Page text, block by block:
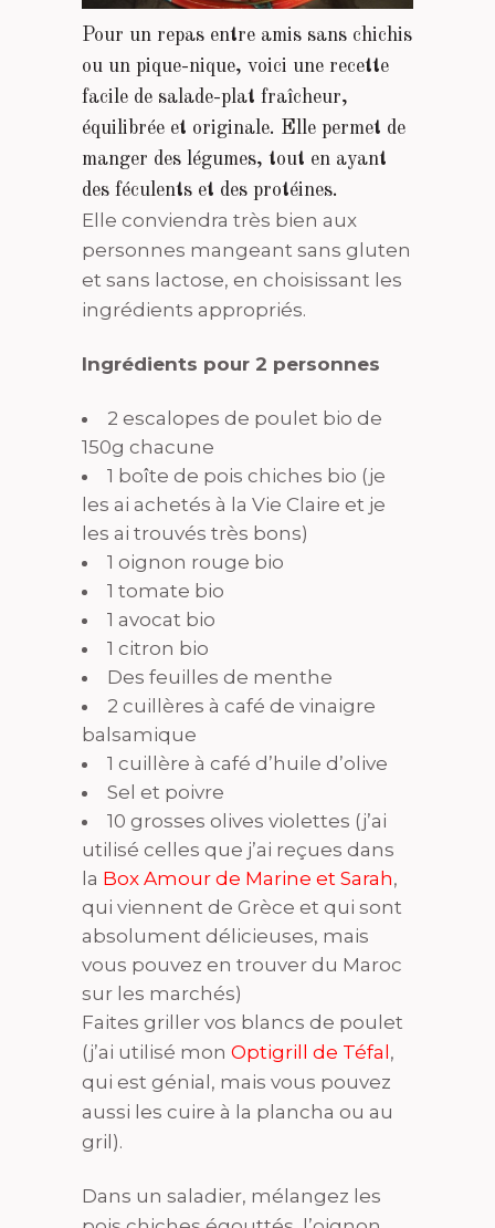
Pour un repas entre amis sans chichis
ou un pique-nique, voici une recette
facile de salade-plat fraîcheur,
équilibrée et originale. Elle permet de
manger des légumes, tout en ayant
des féculents et des protéines.
Elle conviendra très bien aux
personnes mangeant sans gluten
et sans lactose, en choisissant les
ingrédients appropriés.
Ingrédients pour 2 personnes
2 escalopes de poulet bio de
150g chacune
1 boîte de pois chiches bio (je
les ai achetés à la Vie Claire et je
les ai trouvés très bons)
1 oignon rouge bio
1 tomate bio
1 avocat bio
1 citron bio
Des feuilles de menthe
2 cuillères à café de vinaigre
balsamique
1 cuillère à café d’huile d’olive
Sel et poivre
10 grosses olives violettes (j’ai
utilisé celles que j’ai reçues dans
la Box Amour de Marine et Sarah,
qui viennent de Grèce et qui sont
absolument délicieuses, mais
vous pouvez en trouver du Maroc
sur les marchés)
Faites griller vos blancs de poulet
(j’ai utilisé mon Optigrill de Téfal ,
qui est génial, mais vous pouvez
aussi les cuire à la plancha ou au
gril).
Dans un saladier, mélangez les